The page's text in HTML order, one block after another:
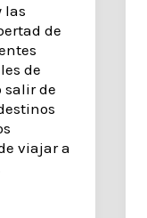
las
de
de
salir de
viajar a